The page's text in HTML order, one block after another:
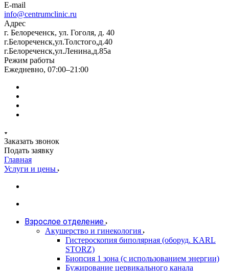
E-mail
info@centrumclinic.ru
Адрес
г. Белореченск, ул. Гоголя, д. 40
г.Белореченск,ул.Толстого,д.40
г.Белореченск,ул.Ленина,д.85а
Режим работы
Ежедневно, 07:00–21:00
Заказать звонок
Подать заявку
Главная
Услуги и цены
Взрослое отделение
Акушерство и гинекология
Гистероскопия биполярная (оборуд. KARL
STORZ)
Биопсия 1 зона (с использованием энергии)
Бужирование цервикального канала